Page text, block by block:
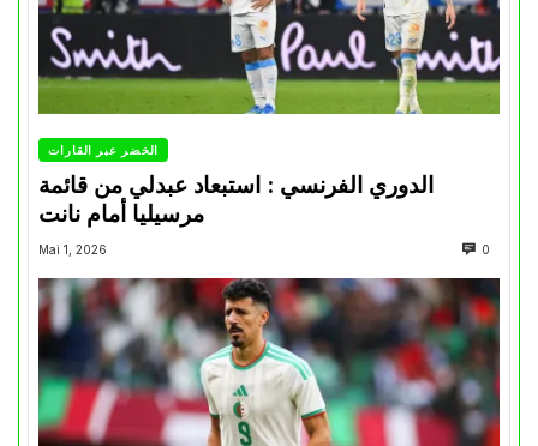
الخضر عبر القارات
الدوري الفرنسي : استبعاد عبدلي من قائمة
مرسيليا أمام نانت
Mai 1, 2026 0